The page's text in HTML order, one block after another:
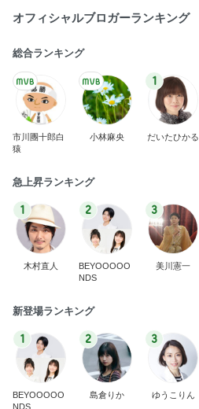
オフィシャルブロガーランキング
総合ランキング
市川團十郎白
猿
小林麻央
1
だいたひかる
急上昇ランキング
1
木村直人
2
BEYOOOOO
NDS
3
美川憲一
新登場ランキング
1
BEYOOOOO
NDS
2
島倉りか
3
ゆうこりん